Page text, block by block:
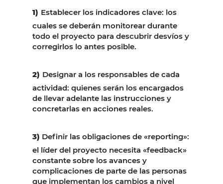
1) Establecer los indicadores clave: los
cuales se deberán monitorear durante
todo el proyecto para descubrir desvíos y
corregirlos lo antes posible.
2) Designar a los responsables de cada
actividad: quienes serán los encargados
de llevar adelante las instrucciones y
concretarlas en acciones reales.
3) Definir las obligaciones de «reporting»:
el líder del proyecto necesita «feedback»
constante sobre los avances y
complicaciones de parte de las personas
que implementan los cambios a nivel